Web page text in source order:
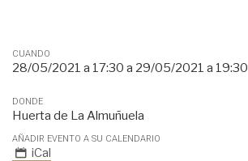
CUANDO
28/05/2021 a 17:30 a 29/05/2021 a 19:30
DONDE
Huerta de La Almuñuela
AÑADIR EVENTO A SU CALENDARIO
iCal